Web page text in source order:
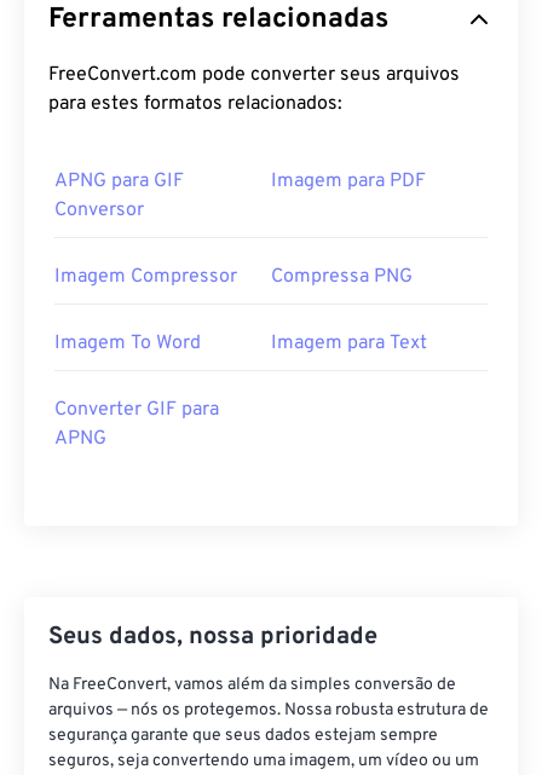
Ferramentas relacionadas
FreeConvert.com pode converter seus arquivos
para estes formatos relacionados:
APNG para GIF
Conversor
Imagem para PDF
Imagem Compressor Compressa PNG
Imagem To Word Imagem para Text
Converter GIF para
APNG
Seus dados, nossa prioridade
Na FreeConvert, vamos além da simples conversão de
arquivos — nós os protegemos. Nossa robusta estrutura de
segurança garante que seus dados estejam sempre
seguros, seja convertendo uma imagem, um vídeo ou um